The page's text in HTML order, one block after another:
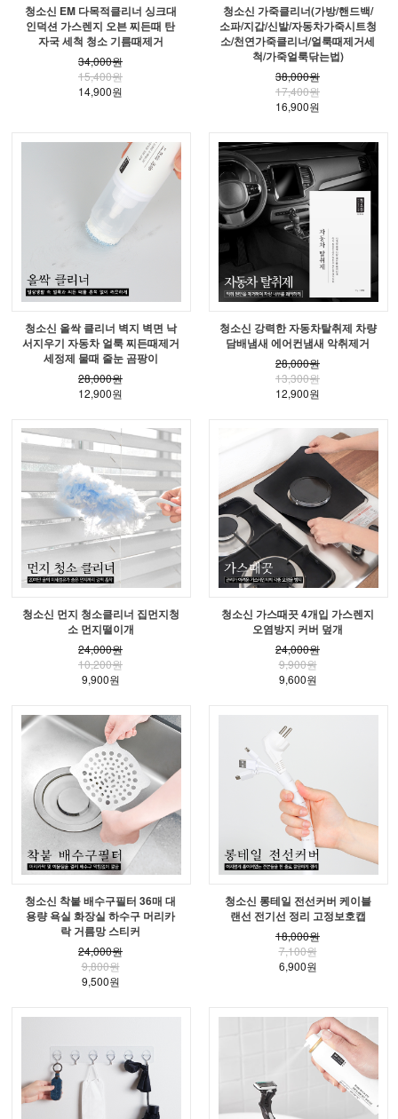
청소신 EM 다목적클리너 싱크대
인덕션 가스렌지 오븐 찌든때 탄
자국 세척 청소 기름때제거
34,000원
15,400원
14,900원
청소신 가죽클리너(가방/핸드백/
소파/지갑/신발/자동차가죽시트청
소/천연가죽클리너/얼룩때제거세
척/가죽얼룩닦는법)
38,000원
17,400원
16,900원
청소신 올싹 클리너 벽지 벽면 낙
서지우기 자동차 얼룩 찌든때제거
세정제 물때 줄눈 곰팡이
28,000원
12,900원
청소신 강력한 자동차탈취제 차량
담배냄새 에어컨냄새 악취제거
28,000원
13,300원
12,900원
청소신 먼지 청소클리너 집먼지청
소 먼지떨이개
24,000원
10,200원
9,900원
청소신 가스때끗 4개입 가스렌지
오염방지 커버 덮개
24,000원
9,900원
9,600원
청소신 착붙 배수구필터 36매 대
용량 욕실 화장실 하수구 머리카
락 거름망 스티커
24,000원
9,800원
9,500원
청소신 롱테일 전선커버 케이블
랜선 전기선 정리 고정보호캡
18,000원
7,100원
6,900원